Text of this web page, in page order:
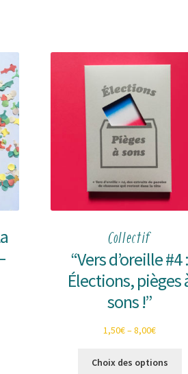
Collectif
“Vers d’oreille #4 :
Élections, pièges
sons !”
1,50€–8,00€
Choix des options